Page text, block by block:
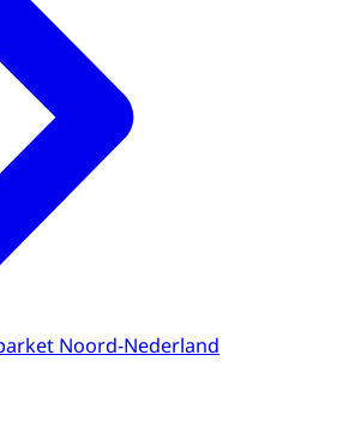
Noord-Nederland